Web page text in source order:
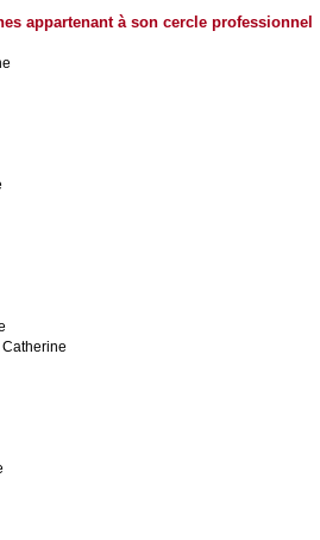
appartenant à son cercle professionnel